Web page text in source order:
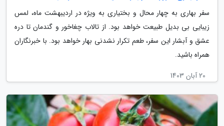
سفر بهاری به چهار محال و بختیاری به ویژه در اردیبهشت ماه، لمس
زیبایی بی بدیل طبیعت خواهد بود. از تالاب چغاخور و گندمان تا دره
عشق و آبشار این سفر، طعم تکرار نشدنی بهار خواهد بود. با خبرنگاران
همراه باشید.
20 آبان 1403